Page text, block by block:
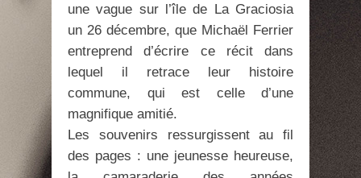
une vague sur l’île de La Graciosia
un 26 décembre, que Michaël Ferrier
entreprend d’écrire ce récit dans
lequel il retrace leur histoire
commune, qui est celle d’une
magnifique amitié.
Les souvenirs ressurgissent au fil
des pages : une jeunesse heureuse,